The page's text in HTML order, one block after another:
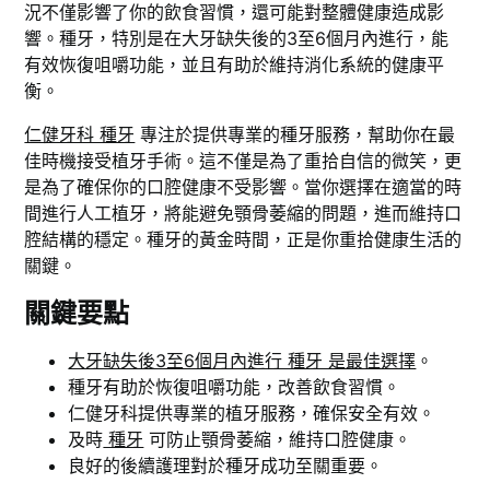
況不僅影響了你的飲食習慣，還可能對整體健康造成影
響。種牙，特別是在大牙缺失後的3至6個月內進行，能
有效恢復咀嚼功能，並且有助於維持消化系統的健康平
衡。
仁健牙科 種牙 專注於提供專業的種牙服務，幫助你在最
佳時機接受植牙手術。這不僅是為了重拾自信的微笑，更
是為了確保你的口腔健康不受影響。當你選擇在適當的時
間進行人工植牙，將能避免顎骨萎縮的問題，進而維持口
腔結構的穩定。種牙的黃金時間，正是你重拾健康生活的
關鍵。
關鍵要點
大牙缺失後3至6個月內進行 種牙 是最佳選擇 。
種牙有助於恢復咀嚼功能，改善飲食習慣。
仁健牙科提供專業的植牙服務，確保安全有效。
及時 種牙 可防止顎骨萎縮，維持口腔健康。
良好的後續護理對於種牙成功至關重要。